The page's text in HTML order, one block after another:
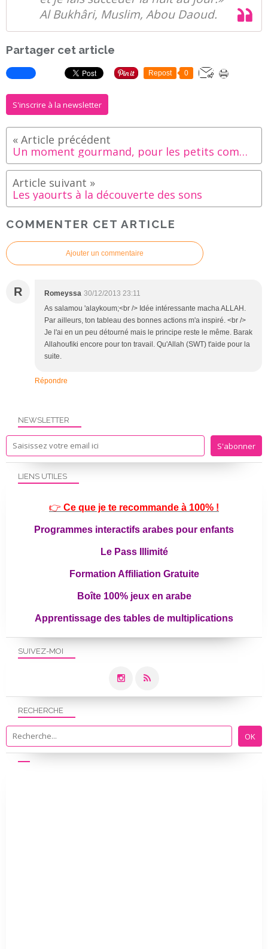
Al Bukhâri, Muslim, Abou Daoud.
Partager cet article
Repost 0
S'inscrire à la newsletter
Un moment gourmand, pour les petits comme pour les grands!
Les yaourts à la découverte des sons
COMMENTER CET ARTICLE
Ajouter un commentaire
R Romeyssa 30/12/2013 23:11
As salamou 'alaykoum;<br /> Idée intéressante macha ALLAH.
Par ailleurs, ton tableau des bonnes actions m'a inspiré. <br />
Je l'ai en un peu détourné mais le principe reste le même. Barak
Allahoufiki encore pour ton travail. Qu'Allah (SWT) t'aide pour la
suite.
Répondre
NEWSLETTER
SUIVEZ-MOI
RECHERCHE
LIENS UTILES
👉 Ce que je te recommande à 100% !
Programmes interactifs arabes pour enfants
Le Pass Illimité
Formation Affiliation Gratuite
Boîte 100% jeux en arabe
Apprentissage des tables de multiplications